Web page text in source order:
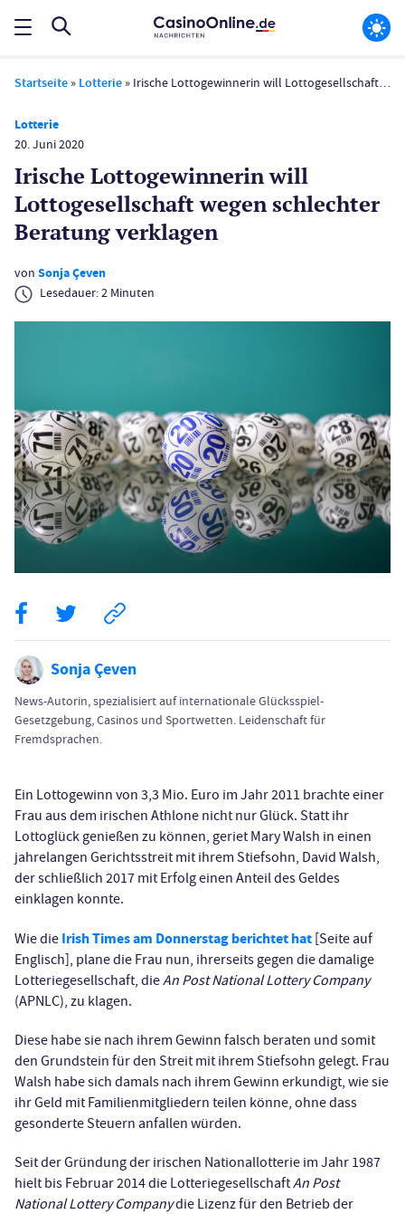
Startseite » Lotterie » Irische Lottogewinnerin will Lottogesellschaft wegen schlechter Beratung verklagen
Lotterie
20. Juni 2020
Irische Lottogewinnerin will
Lottogesellschaft wegen schlechter
Beratung verklagen
von Sonja Çeven
Lesedauer:2 Minuten
Sonja Çeven
News-Autorin, spezialisiert auf internationale Glücksspiel-
Gesetzgebung, Casinos und Sportwetten. Leidenschaft für
Fremdsprachen.
Ein Lottogewinn von 3,3 Mio. Euro im Jahr 2011 brachte einer
Frau aus dem irischen Athlone nicht nur Glück. Statt ihr
Lottoglück genießen zu können, geriet Mary Walsh in einen
jahrelangen Gerichtsstreit mit ihrem Stiefsohn, David Walsh,
der schließlich 2017 mit Erfolg einen Anteil des Geldes
einklagen konnte.
Wie die Irish Times am Donnerstag berichtet hat [Seite auf
Englisch], plane die Frau nun, ihrerseits gegen die damalige
Lotteriegesellschaft, dieAn Post National Lottery Company
(APNLC), zu klagen.
Diese habe sie nach ihrem Gewinn falsch beraten und somit
den Grundstein für den Streit mit ihrem Stiefsohn gelegt. Frau
Walsh habe sich damals nach ihrem Gewinn erkundigt, wie sie
ihr Geld mit Familienmitgliedern teilen könne, ohne dass
gesonderte Steuern anfallen würden.
Seit der Gründung der irischen Nationallotterie im Jahr 1987
hielt bis Februar 2014 die LotteriegesellschaftAn Post
National Lottery Companydie Lizenz für den Betrieb der